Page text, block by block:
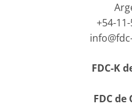
+54-
FDC-K
FDC de